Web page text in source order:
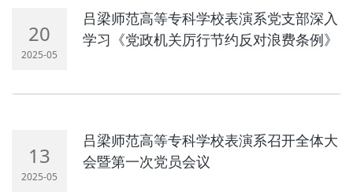
20
2025-05
吕梁师范高等专科学校表演系党支部深入
学习《党政机关厉行节约反对浪费条例》
13
2025-05
吕梁师范高等专科学校表演系召开全体大
会暨第一次党员会议